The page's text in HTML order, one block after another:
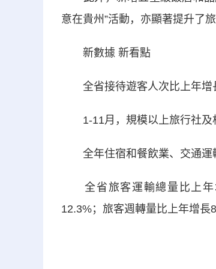
意在貴州”活動，亦顯著提升了旅
新數據 新看點
全省接待遊客人次比上年增
1-11月，規模以上旅行社及
全年住宿和餐飲業、交通運
全省旅客運輸總量比上年
12.3%；旅客週轉量比上年增長